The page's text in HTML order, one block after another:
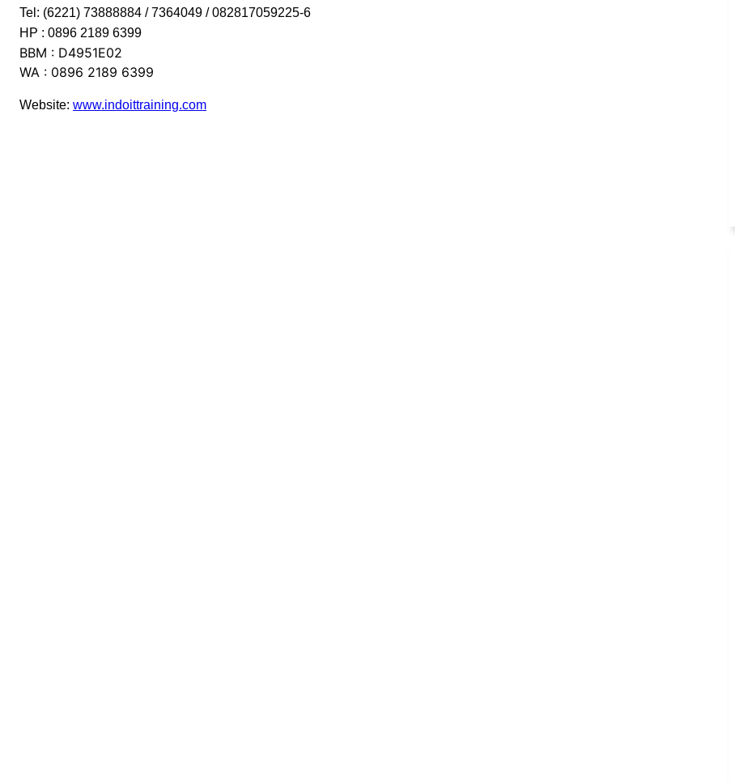
Tel: (6221) 73888884 / 7364049 / 082817059225-6
HP : 0896 2189 6399
BBM : D4951E02
WA : 0896 2189 6399
Website: www.indoittraining.com